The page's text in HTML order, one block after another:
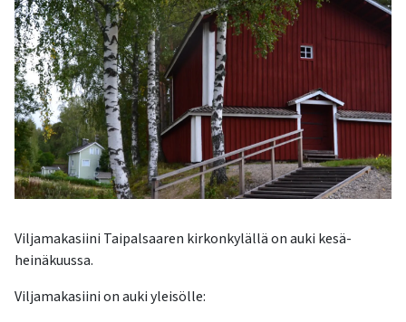
voivat
käyttää
kosketus-
ja
pyyhkäisyliikkeitä.
Viljamakasiini Taipalsaaren kirkonkylällä on auki kesä-
heinäkuussa.
Viljamakasiini on auki yleisölle: